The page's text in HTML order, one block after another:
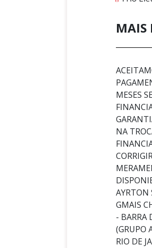
MAIS
MESES
NA
AYRTON
GMAIS
- BARRA
(GRUPO
RIO DE